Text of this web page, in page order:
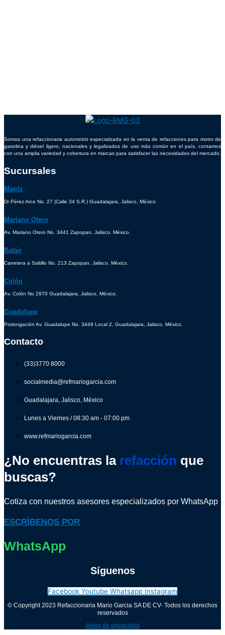
Somos una refaccionaria automotriz especializada en la venta de refacciones para motor de
gasolina y diésel ligero, nacionales y legalizados de uso más común en el país, contamos
con una amplia variedad y cobertura en marcas para satisfacer las necesidades del mercado.
Sucursales
Matríz
Dr Pérez Arce No. 27 (Calle 34 S.R.) Guadalajara, Jalisco, México.
Mariano Otero
Av. Mariano Otero No. 3441 Zapopan, Jalisco, México.
Batán
Carretera a Saltillo No. 213 Zapopan, Jalisco, México.
Colón
Av. Colón No 2970 Guadalajara, Jalisco, México.
Guadalupe
Prolongación Av. Guadalupe No. 3449 Local 2, Guadalajara, Jalisco, México.
Contacto
(33)3770 8000
socialmedia@refmariogarcia.com
Guadalajara, Jalisco, México
Lunes a Viernes / 08:30 am - 07:00 pm
www.refmariogarcia.com
¿No encuentras la refacción que
buscas?
Cotiza con nuestros asesores especializados por WhatsApp
ESCRÍBENOS POR
WhatsApp
Síguenos
Facebook Youtube Whatsapp Instagram
© Copyright 2023 Refaccionaria Mario Garcia SA DE CV- Todos los derechos
reservados
Aviso de privacidad